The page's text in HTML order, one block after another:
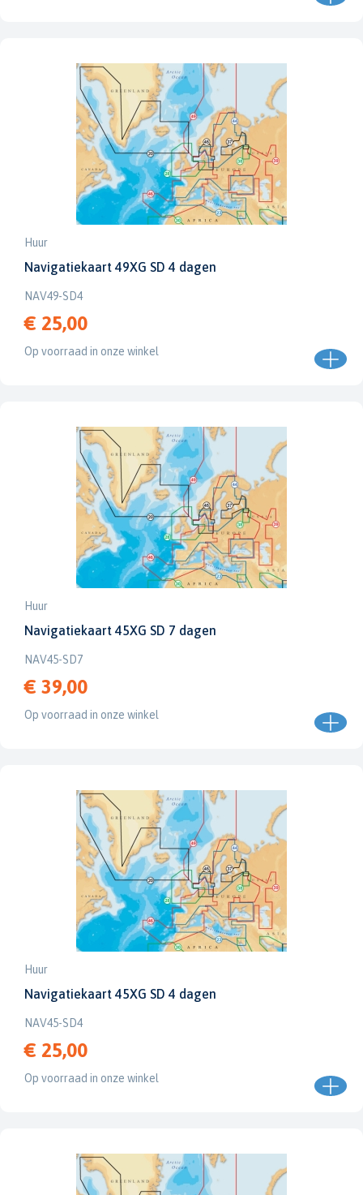
Huur
Navigatiekaart 49XG SD 4 dagen
NAV49-SD4
€ 25,00
Op voorraad in onze winkel
Huur
Navigatiekaart 45XG SD 7 dagen
NAV45-SD7
€ 39,00
Op voorraad in onze winkel
Huur
Navigatiekaart 45XG SD 4 dagen
NAV45-SD4
€ 25,00
Op voorraad in onze winkel